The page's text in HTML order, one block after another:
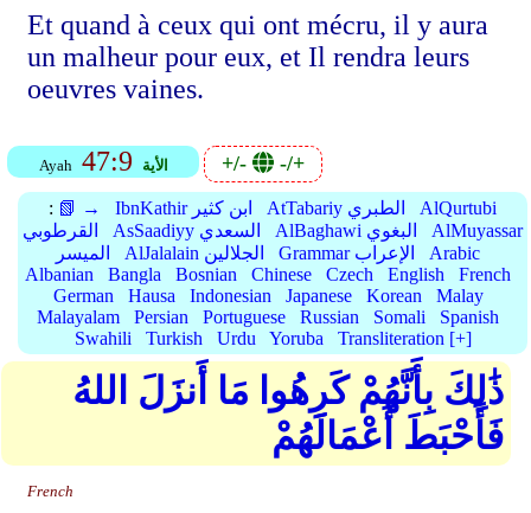
Et quand à ceux qui ont mécru, il y aura
un malheur pour eux, et Il rendra leurs
oeuvres vaines.
Ayah 47:9 الأية +/- -/+
: 📗 → IbnKathir ابن كثير AtTabariy الطبري
AlQurtubi
القرطوبي
AsSaadiyy السعدي AlBaghawi البغوي
AlMuyassar
الميسر
AlJalalain الجلالين Grammar الإعراب
Arabic
Albanian
Bangla Bosnian Chinese Czech English
French
German
Hausa Indonesian Japanese Korean
Malay
Malayalam
Persian Portuguese Russian Somali
Spanish
Swahili
Turkish Urdu Yoruba Transliteration [+]
ذَٰلِكَ بِأَنَّهُمْ كَرِهُوا مَا أَنزَلَ اللهُ
فَأَحْبَطَ أَعْمَالَهُمْ
French